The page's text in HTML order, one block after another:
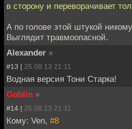
в сторону и переворачивает
А по голове этой штукой
Выглядит травмоопасной.
Alexander »
#13 | 25.08.13 21:11
Водная версия Тони Старка!
Goblin »
#14 | 25.08.13 21:11
Кому: Ven, #8